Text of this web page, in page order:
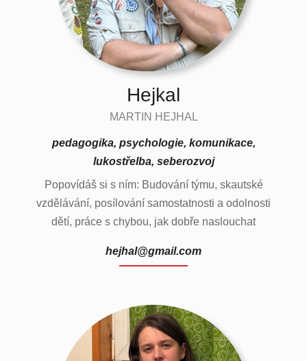
Hejkal
MARTIN HEJHAL
pedagogika, psychologie, komunikace,
lukostřelba, seberozvoj
Popovídáš si s ním: Budování týmu, skautské
vzdělávání, posílování samostatnosti a odolnosti
dětí, práce s chybou, jak dobře naslouchat
hejhal@gmail.com